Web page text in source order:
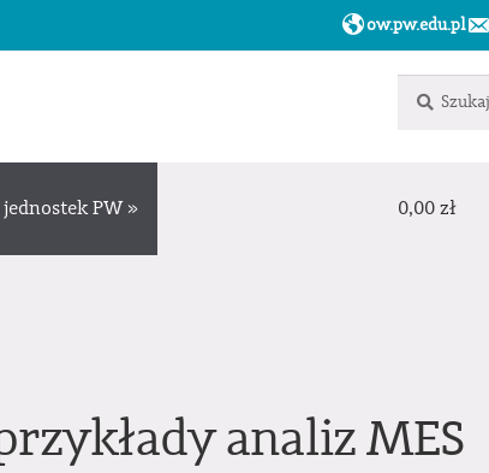
ow.pw.edu.pl
PW » 0,00 zł
analiz MES